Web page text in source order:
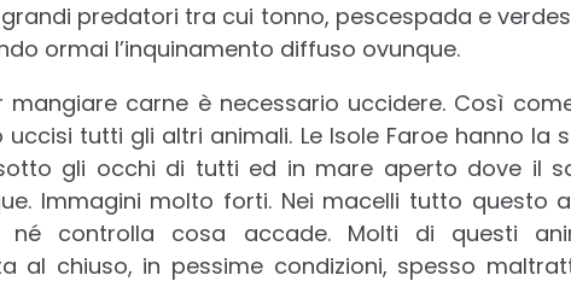
predatori tra cui tonno, pescespada e
ormai l’inquinamento diffuso ovunque.
mangiare carne è necessario uccidere. Così
uccisi tutti gli altri animali. Le Isole Faroe hanno la
sotto gli occhi di tutti ed in mare aperto dove il
Immagini molto forti. Nei macelli tutto questo
né controlla cosa accade. Molti di questi
al chiuso, in pessime condizioni, spesso